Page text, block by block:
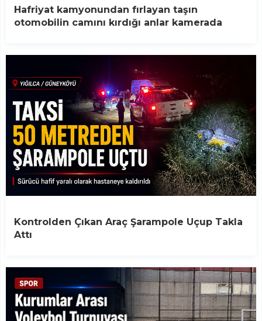
Hafriyat kamyonundan fırlayan taşın
otomobilin camını kırdığı anlar kamerada
Kontrolden Çıkan Araç Şarampole Uçup Takla
Attı